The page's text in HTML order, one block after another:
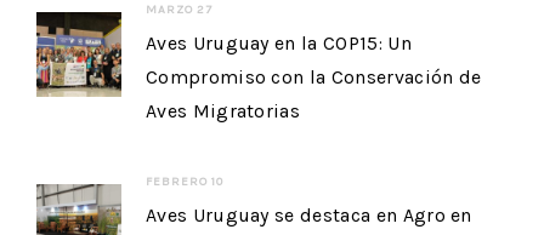
MARZO 27
Aves Uruguay en la COP15: Un
Compromiso con la Conservación de
Aves Migratorias
FEBRERO 10
Aves Uruguay se destaca en Agro en